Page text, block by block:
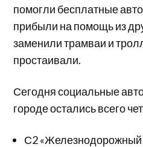
помогли бесплатные
прибыли на помощь из
заменили трамваи и
простаивали.
Сегодня социальные
городе остались всего
С2 «Железнодорожный